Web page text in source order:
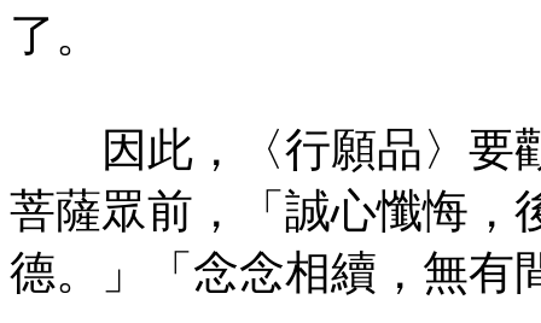
了。
因此，〈行願品〉要
菩薩眾前，「誠心懺悔，
德。」「念念相續，無有